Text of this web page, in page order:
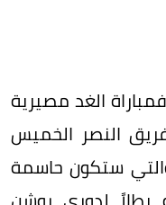
الغد مصيرية
النصر الخميس
ستكون حاسمة